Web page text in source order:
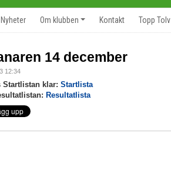
Nyheter Om klubben Kontakt Topp Tolv
14 december
12:34
Startlistan klar: Startlista
Resultatlista